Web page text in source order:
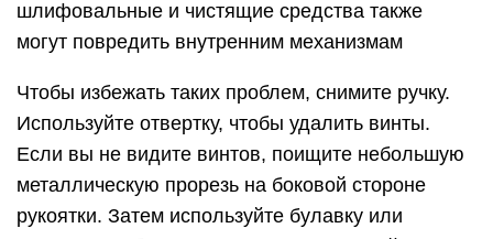
шлифовальные и чистящие средства также
могут повредить внутренним механизмам
Чтобы избежать таких проблем, снимите ручку.
Используйте отвертку, чтобы удалить винты.
Если вы не видите винтов, поищите небольшую
металлическую прорезь на боковой стороне
рукоятки. Затем используйте булавку или